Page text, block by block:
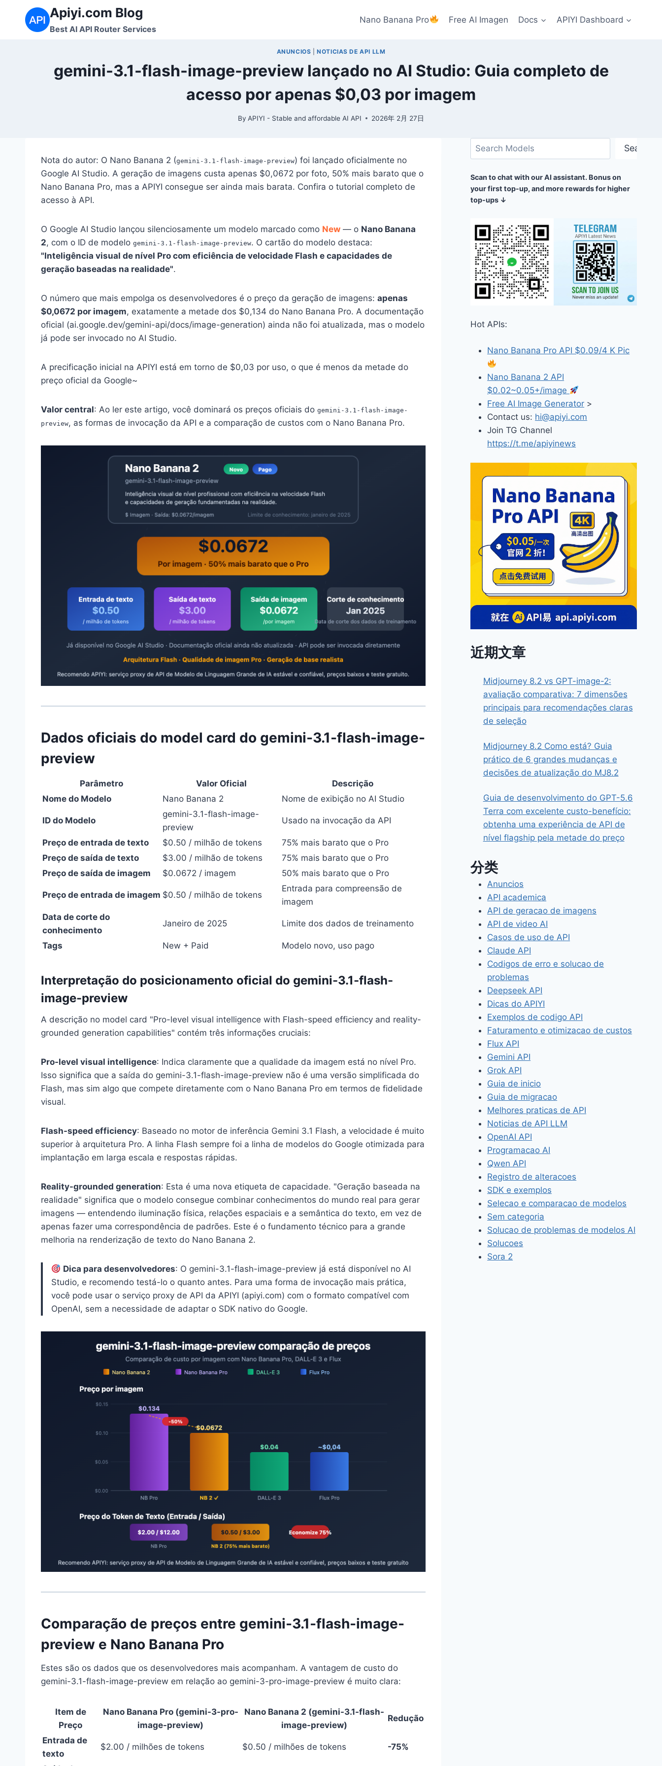
Apiyi.com Blog
Best AI API Router Services
Nano Banana Pro Free AI Imagen Docs APIYI Dashboard
ANUNCIOS |NOTICIAS DE API LLM
gemini-3.1-flash-image-preview lançado no AI Studio: Guia completo de
acesso por apenas $0,03 por imagem
By APIYI - Stable and affordable AI API 2026年 2月 27日
Nota do autor: O Nano Banana 2 (gemini-3.1-flash-image-preview) foi lançado oficialmente no
Google AI Studio. A geração de imagens custa apenas $0,0672 por foto, 50% mais barato que o
Nano Banana Pro, mas a APIYI consegue ser ainda mais barata. Confira o tutorial completo de
acesso à API.
O Google AI Studio lançou silenciosamente um modelo marcado como New — o Nano Banana
2, com o ID de modelo gemini-3.1-flash-image-preview. O cartão do modelo destaca:
"Inteligência visual de nível Pro com eficiência de velocidade Flash e capacidades de
geração baseadas na realidade".
O número que mais empolga os desenvolvedores é o preço da geração de imagens: apenas
$0,0672 por imagem, exatamente a metade dos $0,134 do Nano Banana Pro. A documentação
oficial (ai.google.dev/gemini-api/docs/image-generation) ainda não foi atualizada, mas o modelo
já pode ser invocado no AI Studio.
A precificação inicial na APIYI está em torno de $0,03 por uso, o que é menos da metade do
preço oficial da Google~
Valor central: Ao ler este artigo, você dominará os preços oficiais do gemini-3.1-flash-image-
preview, as formas de invocação da API e a comparação de custos com o Nano Banana Pro.
Dados oficiais do model card do gemini-3.1-flash-image-
preview
Parâmetro Valor Oficial
Descrição
Nome do Modelo
Nano Banana 2 Nome de exibição no AI Studio
ID do Modelo
gemini-3.1-flash-image-
preview
Usado na invocação da API
Preço de entrada de texto $0.50 / milhão de tokens
75% mais barato que o Pro
Preço de saída de texto
$3.00 / milhão de tokens
75% mais barato que o Pro
Preço de saída de imagem
$0.0672 / imagem 50% mais barato que o Pro
Preço de entrada de imagem $0.50 / milhão de tokens
Entrada para compreensão de
imagem
Data de corte do
conhecimento
Janeiro de 2025 Limite dos dados de treinamento
Tags New + Paid Modelo novo, uso pago
Interpretação do posicionamento oficial do gemini-3.1-flash-
image-preview
A descrição no model card "Pro-level visual intelligence with Flash-speed efficiency and reality-
grounded generation capabilities" contém três informações cruciais:
Pro-level visual intelligence: Indica claramente que a qualidade da imagem está no nível Pro.
Isso significa que a saída do gemini-3.1-flash-image-preview não é uma versão simplificada do
Flash, mas sim algo que compete diretamente com o Nano Banana Pro em termos de fidelidade
visual.
Flash-speed efficiency: Baseado no motor de inferência Gemini 3.1 Flash, a velocidade é muito
superior à arquitetura Pro. A linha Flash sempre foi a linha de modelos do Google otimizada para
implantação em larga escala e respostas rápidas.
Reality-grounded generation: Esta é uma nova etiqueta de capacidade. "Geração baseada na
realidade" significa que o modelo consegue combinar conhecimentos do mundo real para gerar
imagens — entendendo iluminação física, relações espaciais e a semântica do texto, em vez de
apenas fazer uma correspondência de padrões. Este é o fundamento técnico para a grande
melhoria na renderização de texto do Nano Banana 2.
Dica para desenvolvedores: O gemini-3.1-flash-image-preview já está disponível no AI
Studio, e recomendo testá-lo o quanto antes. Para uma forma de invocação mais prática,
você pode usar o serviço proxy de API da APIYI (apiyi.com) com o formato compatível com
OpenAI, sem a necessidade de adaptar o SDK nativo do Google.
Comparação de preços entre gemini-3.1-flash-image-
preview e Nano Banana Pro
Estes são os dados que os desenvolvedores mais acompanham. A vantagem de custo do
gemini-3.1-flash-image-preview em relação ao gemini-3-pro-image-preview é muito clara:
Item de
Preço
Nano Banana Pro (gemini-3-pro-
image-preview)
Nano Banana 2 (gemini-3.1-flash-
image-preview)
Redução
Entrada de
texto
$2.00 / milhões de tokens $0.50 / milhões de tokens -75%
Pesquisar Search
Scan to chat with our AI assistant. Bonus on
your first top-up, and more rewards for higher
top-ups ↓
Hot APIs:
Nano Banana Pro API $0.09/4 K Pic
Nano Banana 2 API
$0.02~0.05+/image
Free AI Image Generator >
Contact us: hi@apiyi.com
Join TG Channel
https://t.me/apiyinews
近期文章
Midjourney 8.2 vs GPT-image-2:
avaliação comparativa: 7 dimensões
principais para recomendações claras
de seleção
Midjourney 8.2 Como está? Guia
prático de 6 grandes mudanças e
decisões de atualização do MJ8.2
Guia de desenvolvimento do GPT-5.6
Terra com excelente custo-benefício:
obtenha uma experiência de API de
nível flagship pela metade do preço
分类
Anuncios
API academica
API de geracao de imagens
API de video AI
Casos de uso de API
Claude API
Codigos de erro e solucao de
problemas
Deepseek API
Dicas do APIYI
Exemplos de codigo API
Faturamento e otimizacao de custos
Flux API
Gemini API
Grok API
Guia de inicio
Guia de migracao
Melhores praticas de API
Noticias de API LLM
OpenAI API
Programacao AI
Qwen API
Registro de alteracoes
SDK e exemplos
Selecao e comparacao de modelos
Sem categoria
Solucao de problemas de modelos AI
Solucoes
Sora 2